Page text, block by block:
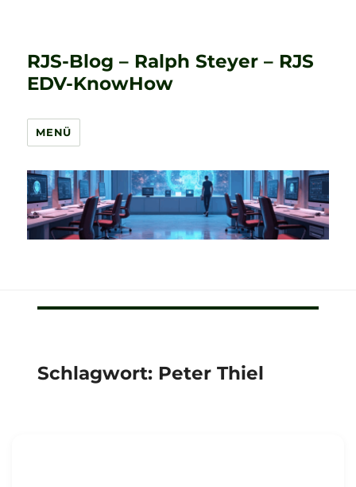
RJS-Blog – Ralph Steyer – RJS
EDV-KnowHow
MENÜ
Schlagwort: Peter Thiel